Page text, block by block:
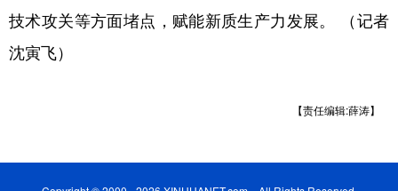
技术攻关等方面堵点，赋能新质生产力发展。 （记者
沈寅飞）
【责任编辑:薛涛】